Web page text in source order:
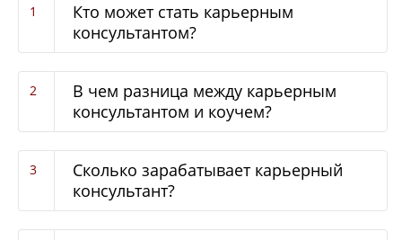
Кто может стать карьерным
консультантом?
В чем разница между карьерным
консультантом и коучем?
Сколько зарабатывает карьерный
консультант?